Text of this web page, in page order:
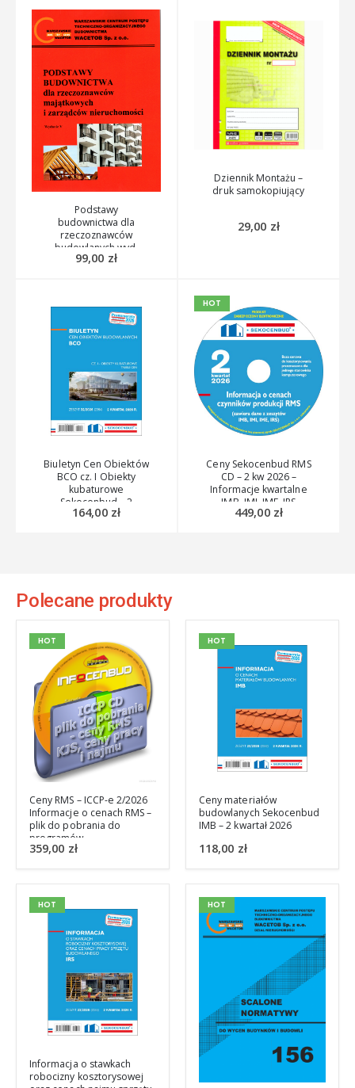
Podstawy
budownictwa dla
rzeczoznawców
budowlanych wyd.
2024
99,00 zł
Dziennik Montażu –
druk samokopiujący
29,00 zł
Biuletyn Cen Obiektów
BCO cz. I Obiekty
kubaturowe
Sekocenbud – 2
kwartał 2026
164,00 zł
HOT
Ceny Sekocenbud RMS
CD – 2 kw 2026 –
Informacje kwartalne
IMB, IMI, IME, IRS
449,00 zł
Polecane produkty
HOT
Ceny RMS – ICCP-e 2/2026
Informacje o cenach RMS –
plik do pobrania do
programów
kosztorysowych
359,00 zł
HOT
Ceny materiałów
budowlanych Sekocenbud
IMB – 2 kwartał 2026
118,00 zł
HOT
Informacja o stawkach
robocizny kosztorysowej
HOT